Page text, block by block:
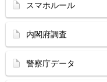
スマホルール
内閣府調査
警察庁データ